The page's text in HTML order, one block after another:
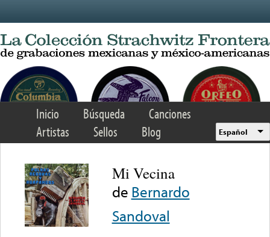
Inicio Búsqueda
Canciones
Artistas
Sellos Blog Español
Mi Vecina
de Bernardo
Sandoval